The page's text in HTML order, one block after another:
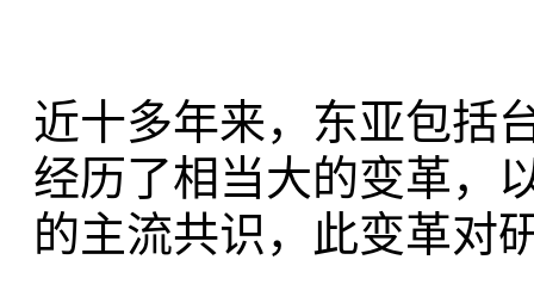
近十多年来，东亚包括
经历了相当大的变革，
的主流共识，此变革对